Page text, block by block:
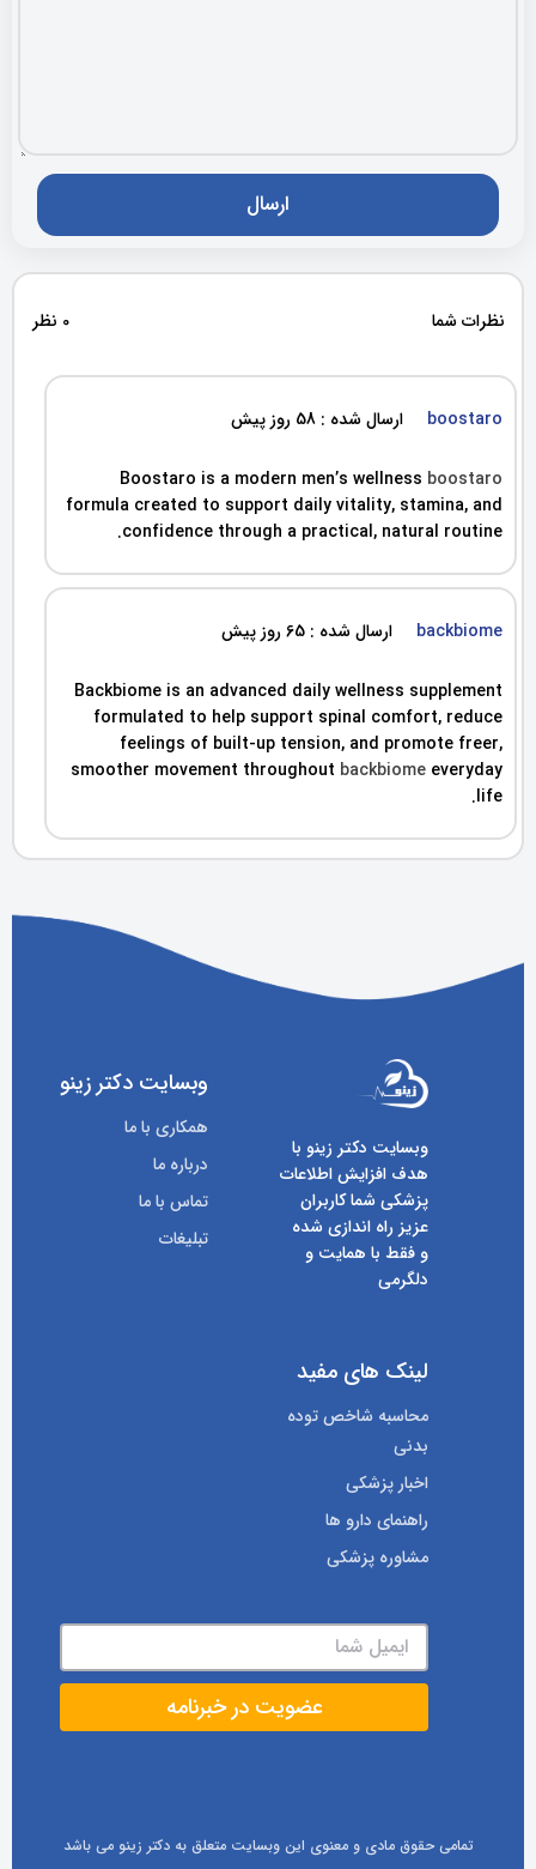
نظرات شما 0 نظر
boostaro ارسال شده : 58 روز پیش
Boostaro is a modern men’s wellness boostaro
formula created to support daily vitality, stamina, and
confidence through a practical, natural routine.
backbiome ارسال شده : 65 روز پیش
Backbiome is an advanced daily wellness supplement
formulated to help support spinal comfort, reduce
feelings of built-up tension, and promote freer,
smoother movement throughout backbiome everyday
life.
وبسایت دکتر زینو با
هدف افزایش اطلاعات
پزشکی شما کاربران
عزیز راه اندازی شده
و فقط با همایت و
دلگرمی
وبسایت دکتر زینو
همکاری با ما
درباره ما
تماس با ما
تبلیغات
لینک های مفید
محاسبه شاخص توده
بدنی
اخبار پزشکی
راهنمای دارو ها
مشاوره پزشکی
تمامی حقوق مادی و معنوی این وبسایت متعلق به دکتر زینو می باشد